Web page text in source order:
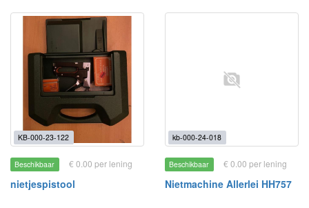
KB-000-23-122
Beschikbaar € 0.00 per lening
nietjespistool
kb-000-24-018
Beschikbaar € 0.00 per lening
Nietmachine Allerlei HH757